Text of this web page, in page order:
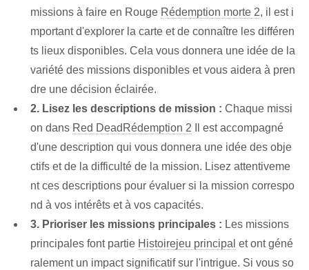
missions à faire en Rouge Rédemption morte 2, il est i
mportant d'explorer la carte et de connaître les différen
ts lieux disponibles. Cela vous donnera une idée de la
variété des missions disponibles et vous aidera à pren
dre une décision éclairée.
2. Lisez les descriptions de mission : Chaque missi
on dans Red Dead Rédemption 2 Il est accompagné
d'une description qui vous donnera une idée des obje
ctifs et de la difficulté de la mission. Lisez attentiveme
nt ces descriptions pour évaluer si la mission correspo
nd à vos intérêts et à vos capacités.
3. Prioriser les missions principales : Les missions
principales font partie Histoirejeu principal et ont géné
ralement un impact significatif sur l'intrigue. Si vous so